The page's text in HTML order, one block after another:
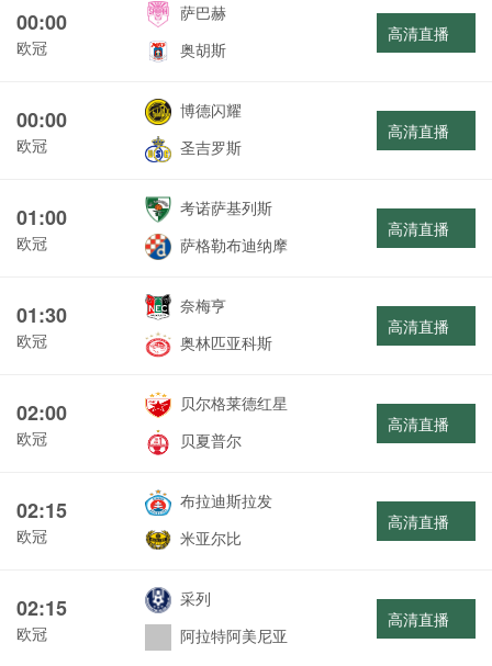
00:00
欧冠
萨巴赫
奥胡斯
高清直播
00:00
欧冠
博德闪耀
圣吉罗斯
高清直播
01:00
欧冠
考诺萨基列斯
萨格勒布迪纳摩
高清直播
01:30
欧冠
奈梅亨
奥林匹亚科斯
高清直播
02:00
欧冠
贝尔格莱德红星
贝夏普尔
高清直播
02:15
欧冠
布拉迪斯拉发
米亚尔比
高清直播
02:15
欧冠
采列
阿拉特阿美尼亚
高清直播